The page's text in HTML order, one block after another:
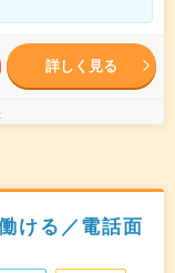
詳しく見る
ける／電話面